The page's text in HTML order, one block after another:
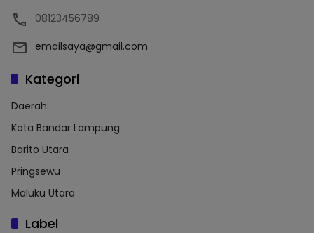
08123456789
emailsaya@gmail.com
Kategori
Daerah
Kota Bandar Lampung
Barito Utara
Pringsewu
Maluku Utara
Label